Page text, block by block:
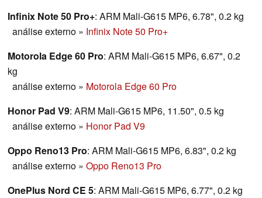
Infinix Note 50 Pro+: ARM Mali-G615 MP6, 6.78", 0.2 kg
análise externo » Infinix Note 50 Pro+
Motorola Edge 60 Pro: ARM Mali-G615 MP6, 6.67", 0.2
kg
análise externo » Motorola Edge 60 Pro
Honor Pad V9: ARM Mali-G615 MP6, 11.50", 0.5 kg
análise externo » Honor Pad V9
Oppo Reno13 Pro: ARM Mali-G615 MP6, 6.83", 0.2 kg
análise externo » Oppo Reno13 Pro
OnePlus Nord CE 5: ARM Mali-G615 MP6, 6.77", 0.2 kg